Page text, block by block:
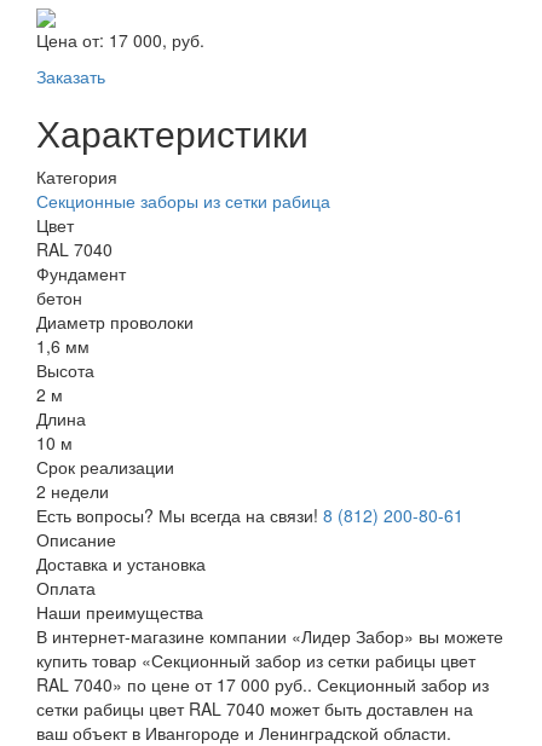
Цена от: 17 000, руб.
Заказать
Характеристики
Категория
Секционные заборы из сетки рабица
Цвет
RAL 7040
Фундамент
бетон
Диаметр проволоки
1,6 мм
Высота
2 м
Длина
10 м
Срок реализации
2 недели
Есть вопросы? Мы всегда на связи! 8 (812) 200-80-61
Описание
Доставка и установка
Оплата
Наши преимущества
В интернет-магазине компании «Лидер Забор» вы можете
купить товар «Секционный забор из сетки рабицы цвет
RAL 7040» по цене от 17 000 руб.. Секционный забор из
сетки рабицы цвет RAL 7040 может быть доставлен на
ваш объект в Ивангороде и Ленинградской области.